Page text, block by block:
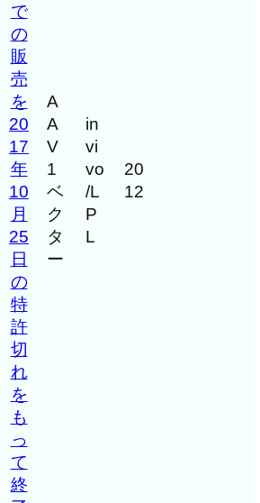
で
の
販
売
を
20
17
年
10
月
25
日
の
特
許
切
れ
を
も
っ
て
終
A
A
V
1
ベ
ク
タ
ー
in
vi
vo
/L
P
L
20
12